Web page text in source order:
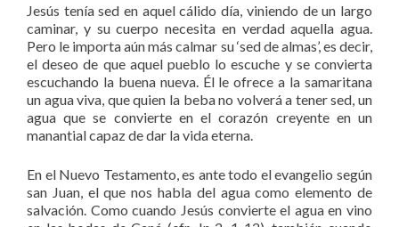
Jesús tenía sed en aquel cálido día, viniendo de un largo
caminar, y su cuerpo necesita en verdad aquella agua.
Pero le importa aún más calmar su ‘sed de almas’, es decir,
el deseo de que aquel pueblo lo escuche y se convierta
escuchando la buena nueva. Él le ofrece a la samaritana
un agua viva, que quien la beba no volverá a tener sed, un
agua que se convierte en el corazón creyente en un
manantial capaz de dar la vida eterna.
En el Nuevo Testamento, es ante todo el evangelio según
san Juan, el que nos habla del agua como elemento de
salvación. Como cuando Jesús convierte el agua en vino